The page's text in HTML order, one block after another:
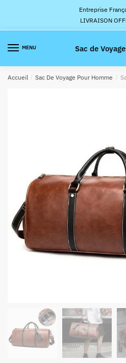
la
navigation
contenu
Entreprise
LIVRAISON
MENU Sac de
Accueil / Sac De Voyage Pour Homme /